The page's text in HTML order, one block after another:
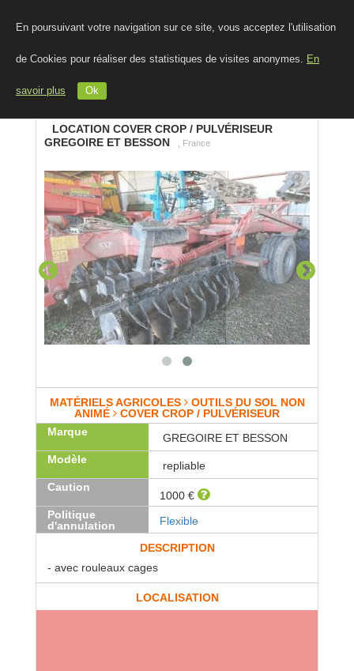
En poursuivant votre navigation sur ce site, vous acceptez l'utilisation
de Cookies pour réaliser des statistiques de visites anonymes. En
savoir plus Ok
LOCATION COVER CROP / PULVÉRISEUR
GREGOIRE ET BESSON
, France
MATÉRIELS AGRICOLES OUTILS DU SOL NON
ANIMÉ
COVER CROP / PULVÉRISEUR
Marque
GREGOIRE ET BESSON
Modèle
repliable
Caution
1000 €
Politique
d'annulation
Flexible
DESCRIPTION
- avec rouleaux cages
LOCALISATION